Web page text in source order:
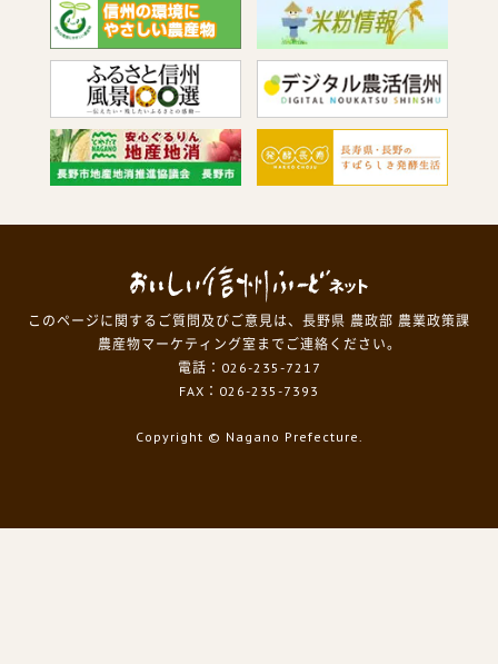
このページに関するご質問及びご意見は、長野県 農政部 農業政策課
農産物マーケティング室までご連絡ください。
電話：026-235-7217
FAX：026-235-7393
Copyright © Nagano Prefecture.